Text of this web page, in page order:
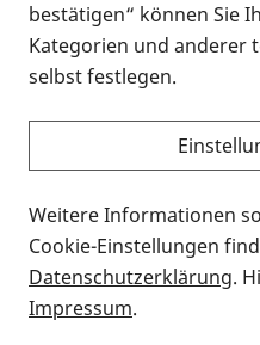
Alle Infomaterialien
Formaten an einem
Sie möchten wissen, wie
suchen und dieses
können? Schauen Sie
Thema Infomaterial auf
für blinde und
Auf dieser Seite finden
bestätigen“ können Sie
Kategorien und anderer
selbst festlegen.
Weitere Informationen
Cookie-Einstellungen
Datenschutzerklärung.
Impressum.